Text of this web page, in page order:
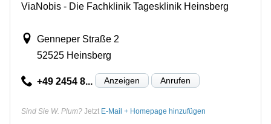
ViaNobis - Die Fachklinik Tagesklinik Heinsberg
Genneper Straße 2
52525 Heinsberg
+49 2454 8... Anzeigen Anrufen
Sind Sie W. Plum? Jetzt E-Mail + Homepage hinzufügen